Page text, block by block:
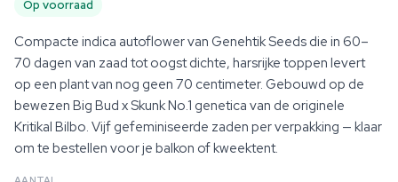
Op voorraad
Compacte indica autoflower van Genehtik Seeds die in 60–
70 dagen van zaad tot oogst dichte, harsrijke toppen levert
op een plant van nog geen 70 centimeter. Gebouwd op de
bewezen Big Bud x Skunk No.1 genetica van de originele
Kritikal Bilbo. Vijf gefeminiseerde zaden per verpakking — klaar
om te bestellen voor je balkon of kweektent.